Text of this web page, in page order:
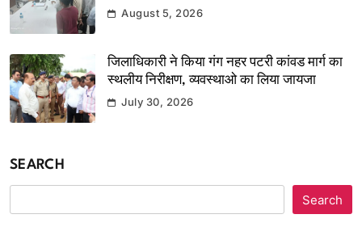
August 5, 2026
जिलाधिकारी ने किया गंग नहर पटरी कांवड मार्ग का
स्थलीय निरीक्षण, व्यवस्थाओ का लिया जायजा
July 30, 2026
SEARCH
Search